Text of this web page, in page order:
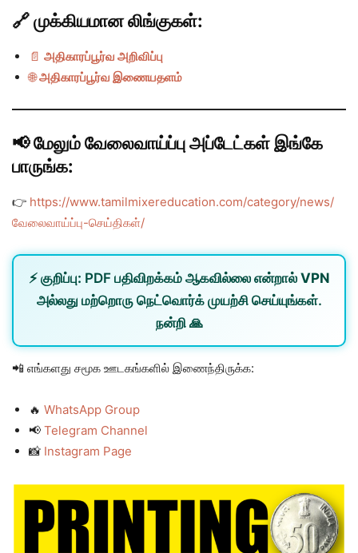
🔗 முக்கியமான லிங்குகள்:
📄 அதிகாரப்பூர்வ அறிவிப்பு
🌐அதிகாரப்பூர்வ இணையதளம்
📢 மேலும் வேலைவாய்ப்பு அப்டேட்கள் இங்கே
பாருங்க:
👉 https://www.tamilmixereducation.com/category/news/
வேலைவாய்ப்பு-செய்திகள்/
⚡ குறிப்பு: PDF பதிவிறக்கம் ஆகவில்லை என்றால் VPN
அல்லது மற்றொரு நெட்வொர்க்முயற்சி செய்யுங்கள்.
நன்றி 🙏
📲 எங்களது சமூக ஊடகங்களில் இணைந்திருக்க:
🔥 WhatsApp Group
📢 Telegram Channel
📸 Instagram Page